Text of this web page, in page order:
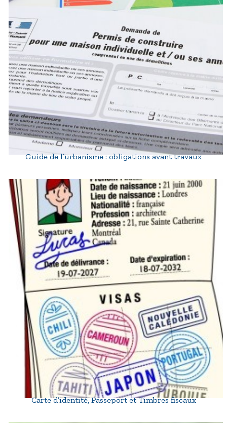
Guide de l’urbanisme : obligations avant travaux
Carte d’identité, Passeport et Timbres fiscaux